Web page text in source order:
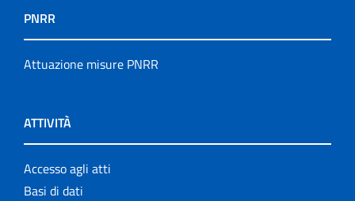
PNRR
Attuazione misure PNRR
ATTIVITÀ
Accesso agli atti
Basi di dati